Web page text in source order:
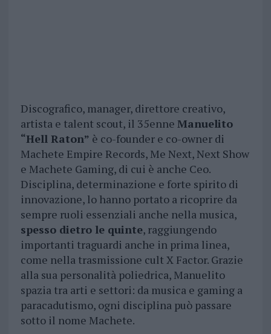
Discografico, manager, direttore creativo,
artista e talent scout, il 35enne Manuelito
“Hell Raton” è co-founder e co-owner di
Machete Empire Records, Me Next, Next Show
e Machete Gaming, di cui è anche Ceo.
Disciplina, determinazione e forte spirito di
innovazione, lo hanno portato a ricoprire da
sempre ruoli essenziali anche nella musica,
spesso dietro le quinte, raggiungendo
importanti traguardi anche in prima linea,
come nella trasmissione cult X Factor. Grazie
alla sua personalità poliedrica, Manuelito
spazia tra arti e settori: da musica e gaming a
paracadutismo, ogni disciplina può passare
sotto il nome Machete.